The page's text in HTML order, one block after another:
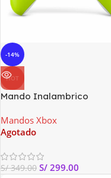
-14%
HOT
Mando Inalambrico
Bluetooth Color Voltios
Mandos Xbox
Agotado
S/349.00 S/ 299.00